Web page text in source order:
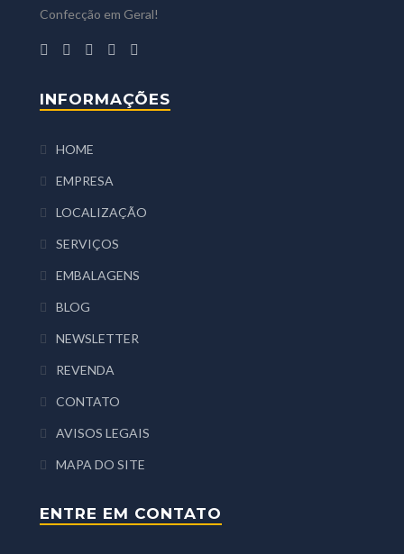
Confecção em Geral!
INFORMAÇÕES
HOME
EMPRESA
LOCALIZAÇÃO
SERVIÇOS
EMBALAGENS
BLOG
NEWSLETTER
REVENDA
CONTATO
AVISOS LEGAIS
MAPA DO SITE
ENTRE EM CONTATO